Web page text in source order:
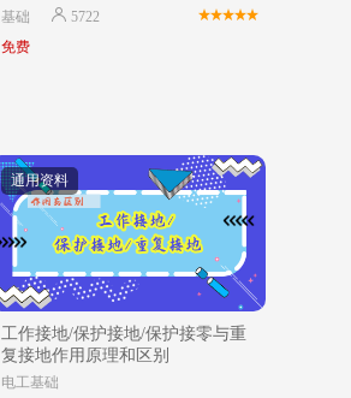
基础
5722
免费
通用资料
工作接地/保护接地/保护接零与重
复接地作用原理和区别
电工基础